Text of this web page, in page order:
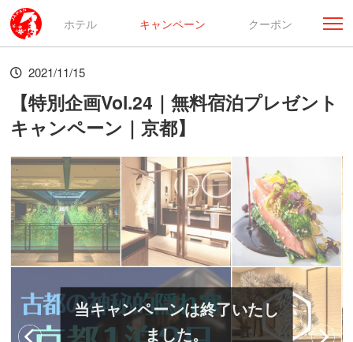
ホテル キャンペーン クーポン
2021/11/15
【特別企画Vol.24｜無料宿泊プレゼント
キャンペーン｜京都】